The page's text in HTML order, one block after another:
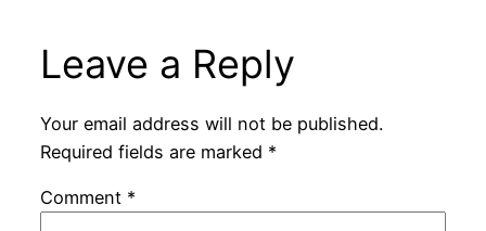
Leave a Reply
Your email address will not be published.
Required fields are marked *
Comment *